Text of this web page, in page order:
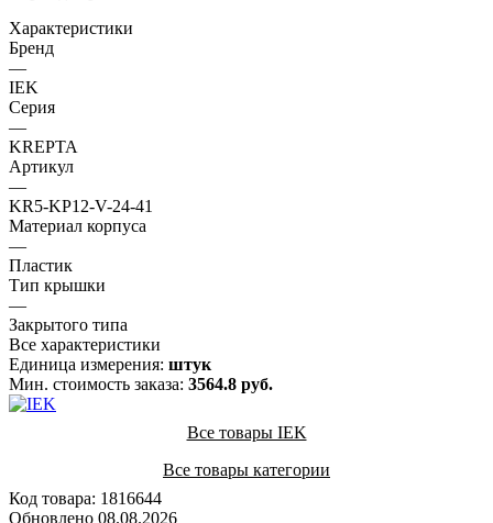
Характеристики
Бренд
—
IEK
Серия
—
KREPTA
Артикул
—
KR5-KP12-V-24-41
Материал корпуса
—
Пластик
Тип крышки
—
Закрытого типа
Все характеристики
Единица измерения: штук
Мин. стоимость заказа: 3564.8 руб.
Все товары IEK
Все товары категории
Код товара: 1816644
Обновлено 08.08.2026